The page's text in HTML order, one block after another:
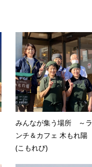
みんなが集う場所 ～ラ
ンチ＆カフェ 木もれ陽
(こもれび)